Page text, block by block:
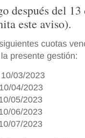
después del
este aviso).
cuotas
presente gestión:
03/2023
04/2023
05/2023
06/2023
07/2023